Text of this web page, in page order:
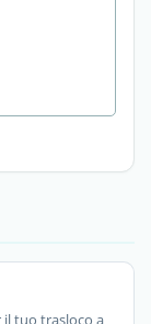
tuo trasloco a